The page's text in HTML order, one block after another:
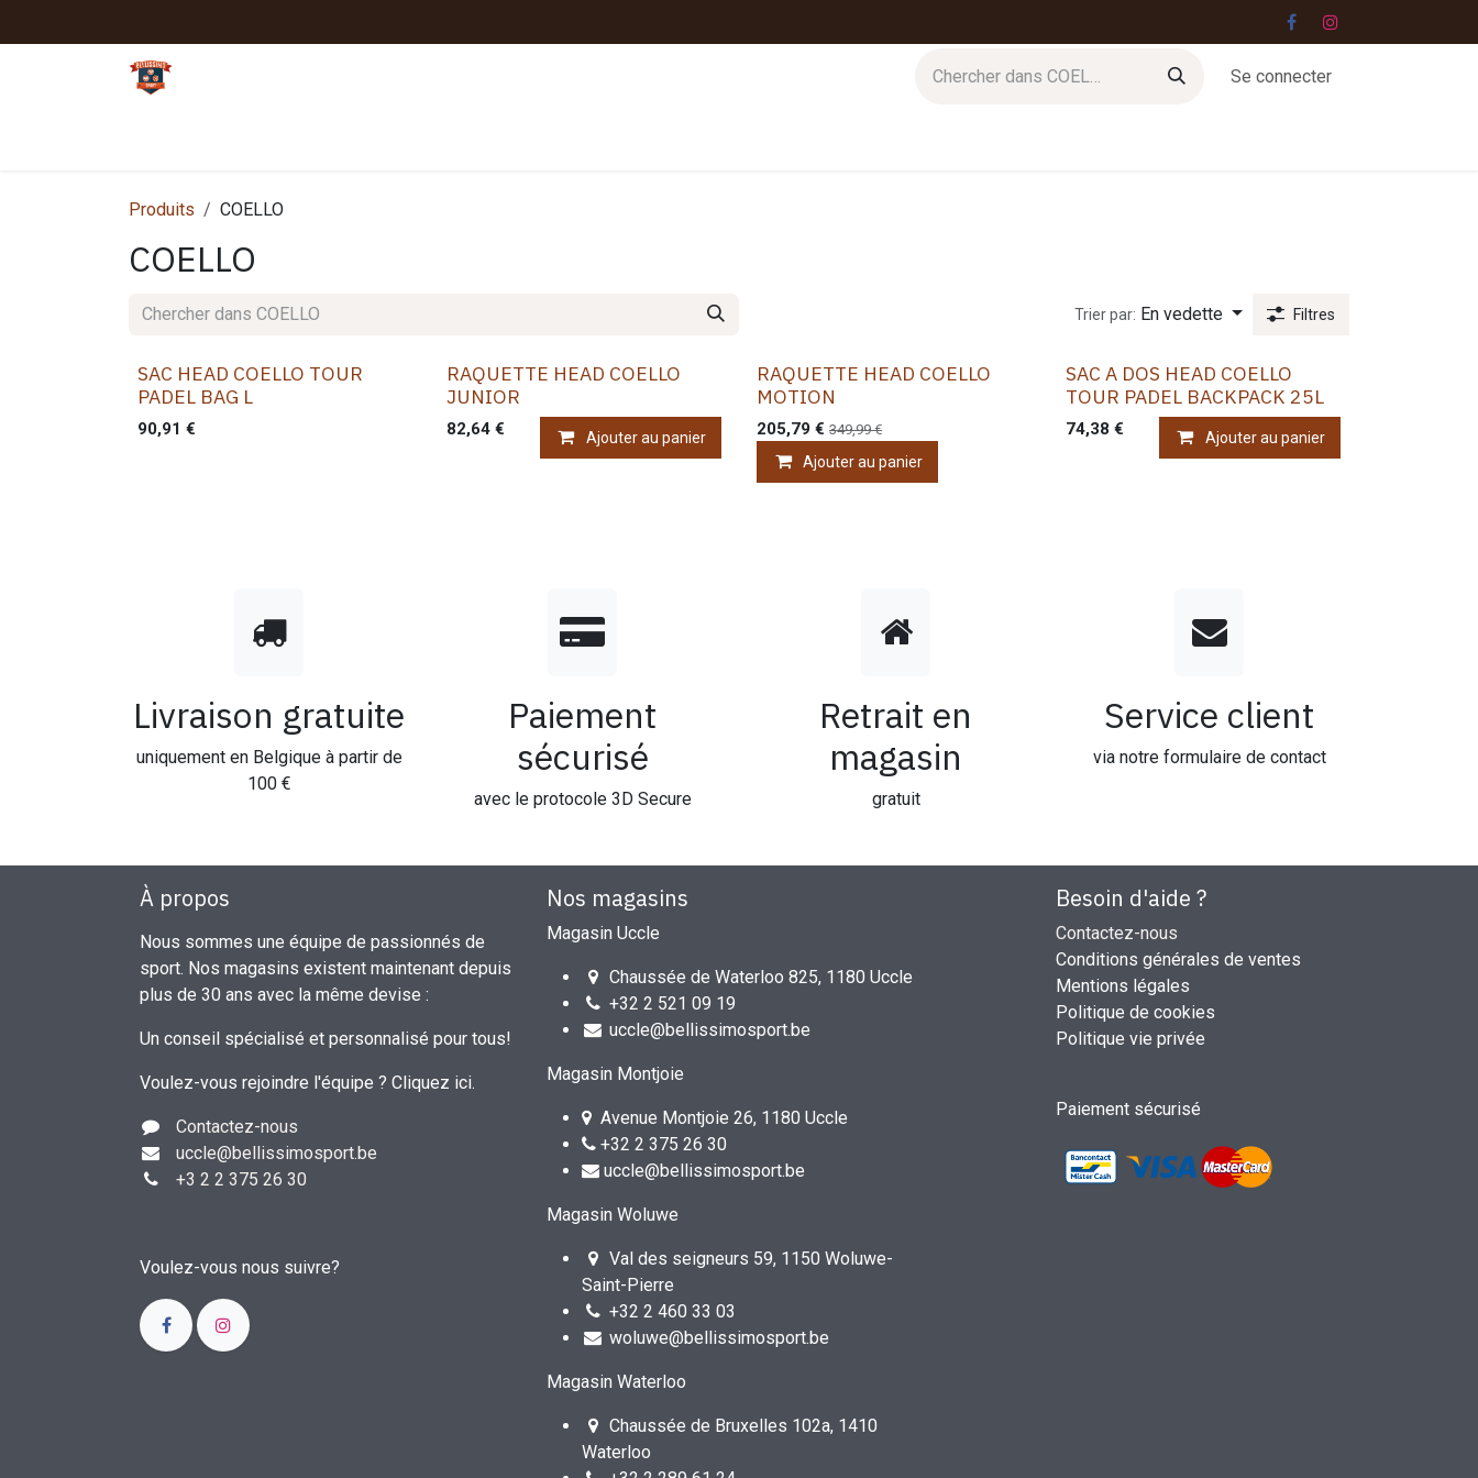
Se connecter
Produits COELLO
COELLO
Trier par: En vedette Filtres
SAC HEAD COELLO TOUR
PADEL BAG L
90,91 €
RAQUETTE HEAD COELLO
JUNIOR
82,64 € Ajouter au panier
RAQUETTE HEAD COELLO
MOTION
205,79 € 349,99€
Ajouter au panier
SAC A DOS HEAD COELLO
TOUR PADEL BACKPACK 25L
74,38 € Ajouter au panier
Livraison gratuite
uniquement en Belgique à partir de
100 €
Paiement
sécurisé
avec le protocole 3D Secure
Retrait en
magasin
gratuit
Service client
via notre formulaire de contact
Besoin d'aide ?
Contactez-nous
Conditions générales de ventes
Mentions légales
Politique de cookies
Politique vie privée
Paiement sécurisé
Nos magasins
Magasin Uccle
Chaussée de Waterloo 825, 1180 Uccle
+32 2 521 09 19
uccle@bellissimosport.be
Magasin Montjoie
Avenue Montjoie 26, 1180 Uccle
+32 2 375 26 30
uccle@bellissimosport.be
Magasin Woluwe
Val des seigneurs 59, 1150 Woluwe-
Saint-Pierre
+32 2 460 33 03
woluwe@bellissimosport.be
Magasin Waterloo
Chaussée de Bruxelles 102a, 1410
Waterloo
À propos
Nous sommes une équipe de passionnés de
sport. Nos magasins existent maintenant depuis
plus de 30 ans avec la même devise :
Un conseil spécialisé et personnalisé pour tous!
Voulez-vous rejoindre l'équipe ? Cliquez ici.
Contactez-nous
uccle@bellissimosport.be
+3 2 2 375 26 30
Voulez-vous nous suivre?